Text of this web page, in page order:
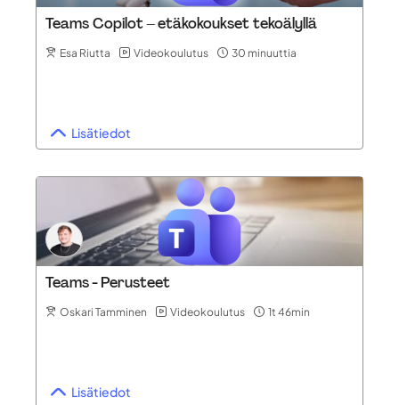
Teams Copilot – etäkokoukset tekoälyllä
Esa Riutta Videokoulutus 30 minuuttia
Lisätiedot
Teams - Perusteet
Oskari Tamminen Videokoulutus 1t 46min
Lisätiedot